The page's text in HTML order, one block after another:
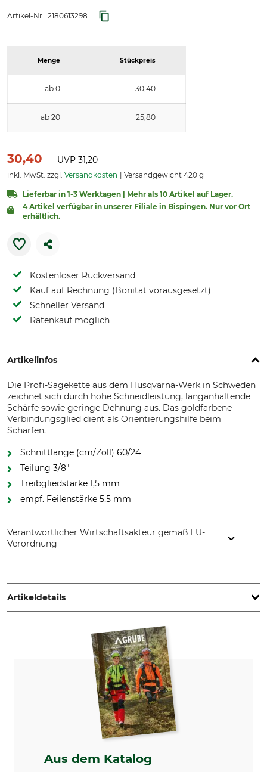
Artikel-Nr.: 2180613298
Menge Stückpreis
ab 0 30,40
ab 20 25,80
30,40 UVP31,20
inkl. MwSt. zzgl. Versandkosten Versandgewicht 420 g
Lieferbar in 1-3 Werktagen | Mehr als 10 Artikel auf Lager.
4 Artikel verfügbar in unserer Filiale in Bispingen. Nur vor Ort
erhältlich.
Kostenloser Rückversand
Kauf auf Rechnung (Bonität vorausgesetzt)
Schneller Versand
Ratenkauf möglich
Artikelinfos
Die Profi-Sägekette aus dem Husqvarna-Werk in Schweden
zeichnet sich durch hohe Schneidleistung, langanhaltende
Schärfe sowie geringe Dehnung aus. Das goldfarbene
Verbindungsglied dient als Orientierungshilfe beim
Schärfen.
Schnittlänge (cm/Zoll) 60/24
Teilung 3/8"
Treibgliedstärke 1,5 mm
empf. Feilenstärke 5,5 mm
Verantwortlicher Wirtschaftsakteur gemäß EU-
Verordnung
www.husqvarnagroup.com
Artikeldetails
Schnittlänge
60 cm
Treibgliedstärke/Nutbreite
Sägekettentyp
Vollmeißel
Einstanzung Treibglied
Einstanzung Zahn
C
Einstellung Schärfgerät
Feilhaltewinkel
Aus dem Katalog